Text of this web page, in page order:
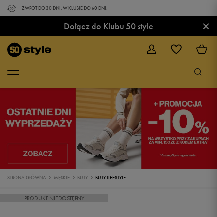
ZWROT DO 30 DNI. W KLUBIE DO 60 DNI.
Dołącz do Klubu 50 style ×
STRONA GŁÓWNA MĘSKIE BUTY BUTY LIFESTYLE
PRODUKT NIEDOSTĘPNY